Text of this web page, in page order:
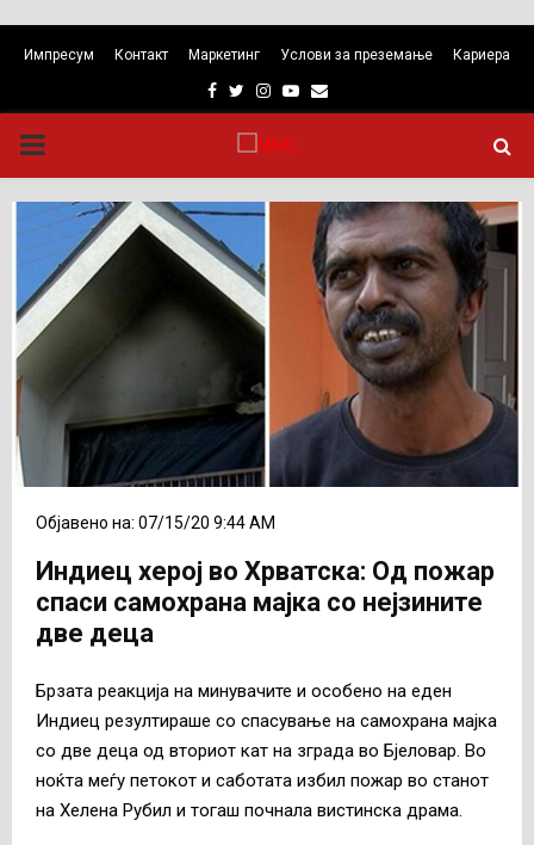
Импресум Контакт Маркетинг Услови за преземање Кариера
Facebook
TwitterInstagram
Youtube
Email
PRIMARY
MENU
Објавено на: 07/15/20 9:44 AM
Индиец херој во Хрватска: Од пожар
спаси самохрана мајка со нејзините
две деца
Брзата реакција на минувачите и особено на еден
Индиец резултираше со спасување на самохрана мајка
со две деца од вториот кат на зграда во Бјеловар. Во
ноќта меѓу петокот и саботата избил пожар во станот
на Хелена Рубил и тогаш почнала вистинска драма.